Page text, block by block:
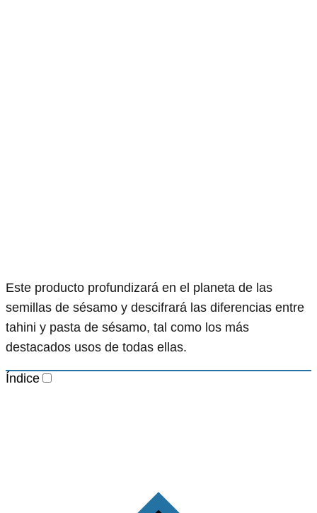
Este producto profundizará en el planeta de las
semillas de sésamo y descifrará las diferencias entre
tahini y pasta de sésamo, tal como los más
destacados usos de todas ellas.
Índice